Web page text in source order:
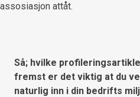
assosiasjon attåt.
Så; hvilke
fremst er det viktig at du
naturlig inn i din bedrifts